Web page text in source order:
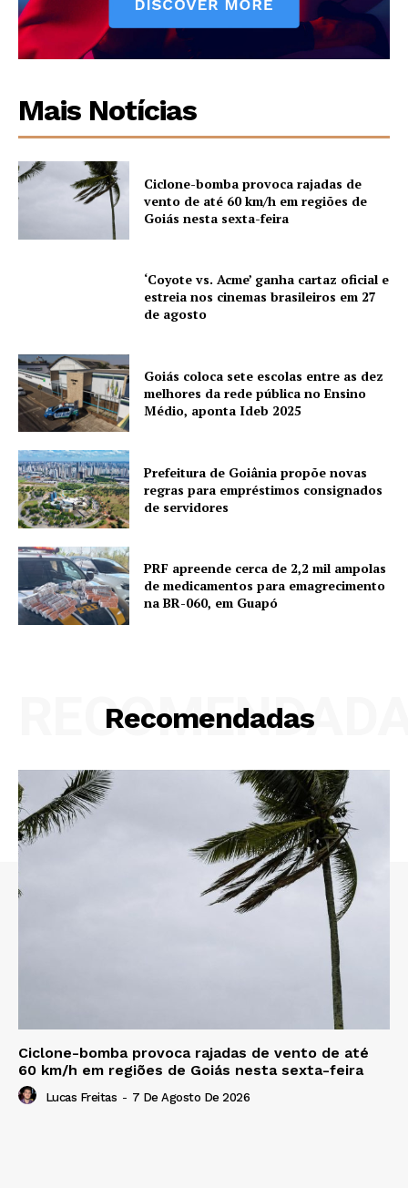
Mais Notícias
Ciclone-bomba provoca rajadas de
vento de até 60 km/h em regiões de
Goiás nesta sexta-feira
‘Coyote vs. Acme’ ganha cartaz oficial e
estreia nos cinemas brasileiros em 27
de agosto
Goiás coloca sete escolas entre as dez
melhores da rede pública no Ensino
Médio, aponta Ideb 2025
Prefeitura de Goiânia propõe novas
regras para empréstimos consignados
de servidores
PRF apreende cerca de 2,2 mil ampolas
de medicamentos para emagrecimento
na BR-060, em Guapó
Recomendadas
Ciclone-bomba provoca rajadas de vento de até
60 km/h em regiões de Goiás nesta sexta-feira
Lucas Freitas - 7 De Agosto De 2026